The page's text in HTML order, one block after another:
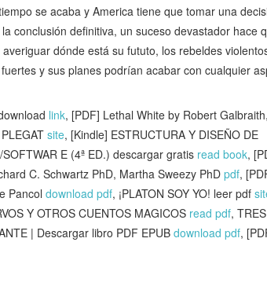
se acaba y America tiene que tomar una
conclusión definitiva, un suceso devastador hace
dónde está su fututo, los rebeldes
y sus planes podrían acabar con cualquier
link, [PDF] Lethal White by Robert
site, [Kindle] ESTRUCTURA Y DISEÑO DE
E (4ª ED.) descargar gratis read book,
C. Schwartz PhD, Martha Sweezy PhD pdf,
Pancol download pdf, ¡PLATON SOY YO! leer pdf
Y OTROS CUENTOS MAGICOS read pdf,
| Descargar libro PDF EPUB download pdf,